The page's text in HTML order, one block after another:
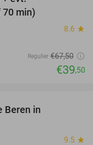
min)
8.6 star
Regulier €67,50
€39,50
Beren in
9.5 star